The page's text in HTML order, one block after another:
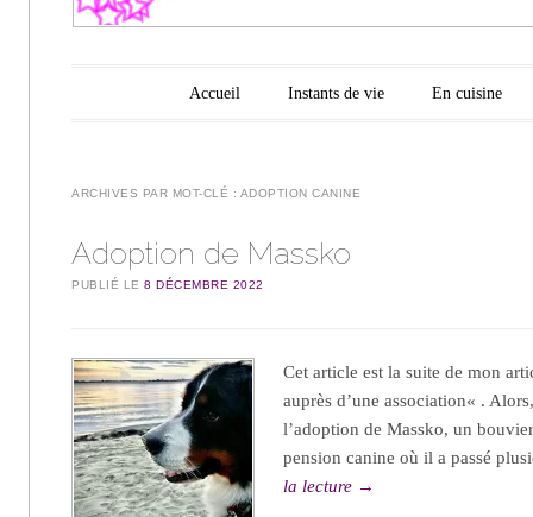
Menu principal
Aller au contenu
Accueil Instants de vie En cuisine
ARCHIVES PAR MOT-CLÉ : ADOPTION CANINE
Adoption de Massko
PUBLIÉ LE8 DÉCEMBRE 2022
Cet article est la suite de mon
auprès d’une association« .
l’adoption de Massko, un
pension canine où il a passé
la lecture →